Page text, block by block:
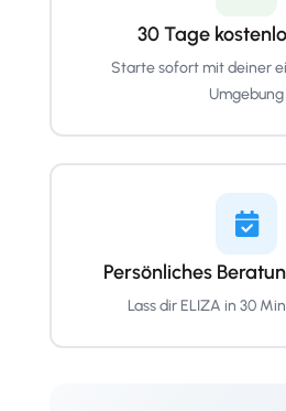
30 Tage
Starte sofort mit deiner
Umgebung
Persönliches
Lass dir ELIZA in 30